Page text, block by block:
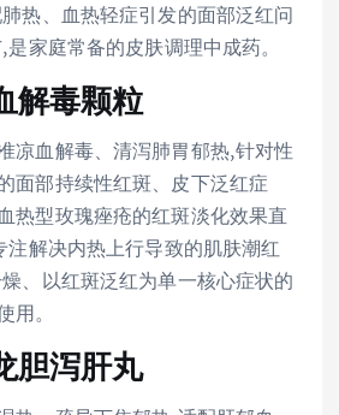
热、血热轻症引发的面部泛红问
家庭常备的皮肤调理中成药。
解毒颗粒
凉血解毒、清泻肺胃郁热,针对性
面部持续性红斑、皮下泛红症
热型玫瑰痤疮的红斑淡化效果直
解决内热上行导致的肌肤潮红
、以红斑泛红为单一核心症状的
用。
胆泻肝丸